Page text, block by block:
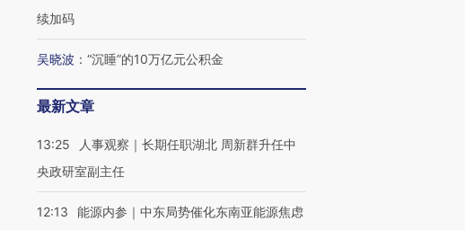
续加码
吴晓波 ： “沉睡”的10万亿元公积金
最新文章
13:25
人事观察｜长期任职湖北 周新群升任中
央政研室副主任
12:13
能源内参｜中东局势催化东南亚能源焦虑